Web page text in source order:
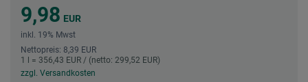
9,98 EUR
inkl. 19% Mwst
Nettopreis: 8,39 EUR
1 l = 356,43 EUR / (netto: 299,52 EUR)
zzgl. Versandkosten